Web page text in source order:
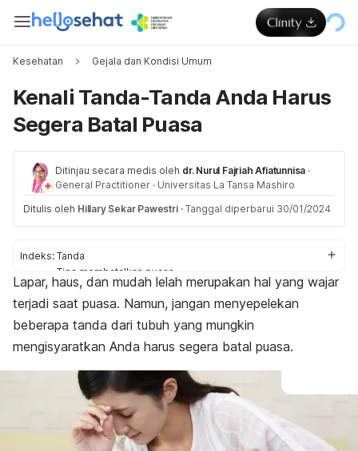
Kesehatan Gejala dan Kondisi Umum
Kenali Tanda-Tanda Anda Harus
Segera Batal Puasa
Ditinjau secara medis oleh dr. Nurul Fajriah Afiatunnisa ·
General Practitioner · Universitas La Tansa Mashiro
Ditulis oleh Hillary Sekar Pawestri · Tanggal diperbarui 30/01/2024
Indeks: Tanda
Tips membatalkan puasa
Lapar, haus, dan mudah lelah merupakan hal yang wajar
terjadi saat puasa. Namun, jangan menyepelekan
beberapa tanda dari tubuh yang mungkin
mengisyaratkan Anda harus segera batal puasa.